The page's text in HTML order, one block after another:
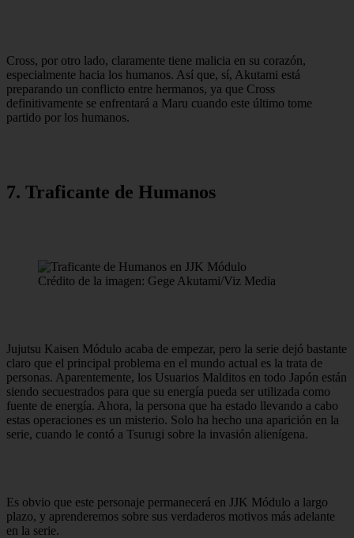
Cross, por otro lado, claramente tiene malicia en su corazón,
especialmente hacia los humanos. Así que, sí, Akutami está
preparando un conflicto entre hermanos, ya que Cross
definitivamente se enfrentará a Maru cuando este último tome
partido por los humanos.
7. Traficante de Humanos
Crédito de la imagen: Gege Akutami/Viz Media
Jujutsu Kaisen Módulo acaba de empezar, pero la serie dejó bastante
claro que el principal problema en el mundo actual es la trata de
personas. Aparentemente, los Usuarios Malditos en todo Japón están
siendo secuestrados para que su energía pueda ser utilizada como
fuente de energía. Ahora, la persona que ha estado llevando a cabo
estas operaciones es un misterio. Solo ha hecho una aparición en la
serie, cuando le contó a Tsurugi sobre la invasión alienígena.
Es obvio que este personaje permanecerá en JJK Módulo a largo
plazo, y aprenderemos sobre sus verdaderos motivos más adelante
en la serie.